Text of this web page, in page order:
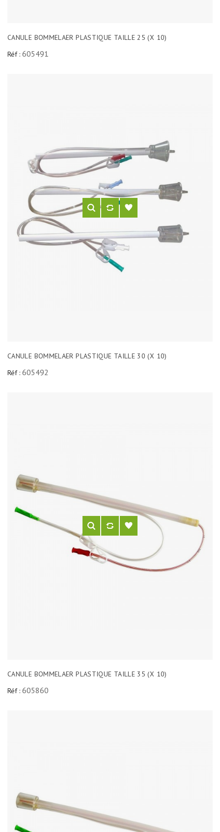
CANULE BOMMELAER PLASTIQUE TAILLE 25 (X 10)
Réf : 605491
CANULE BOMMELAER PLASTIQUE TAILLE 30 (X 10)
Réf : 605492
CANULE BOMMELAER PLASTIQUE TAILLE 35 (X 10)
Réf : 605860